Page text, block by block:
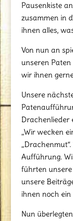
Pausenkiste
zusammen in
ihnen alles,
Von nun an
unseren
wir ihnen
Unsere
Drachenlieder
„Wir wecken
Aufführung.
führten unsere
unsere
ihnen noch
Nun